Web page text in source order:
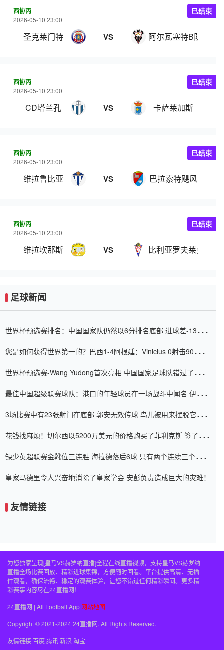
西协丙
2026-05-10 23:00
圣克莱门特 VS 阿尔瓦塞特B队
已结束
西协丙
2026-05-10 23:00
CD塔兰孔 VS 卡萨莱加斯
已结束
西协丙
2026-05-10 23:00
维拉鲁比亚 VS 巴拉索特飓风
已结束
西协丙
2026-05-10 23:00
维拉坎那斯 VS 比利亚罗夫莱多
已结束
足球新闻
世界杯预选赛排名：中国国家队仍然以6分排名底部 进球差-13令人
您是如何获得世界第一的？巴西1-4阿根廷：Vinicius 0射击90分钟
世界杯预选赛-Wang Yudong首次亮相 中国国家足球队错过了世界
最佳中国超级联赛球队：港口的年轻球员在一场战斗中闻名 伊万放
3场比赛中有23张射门在底部 郭安无效传球 鸟儿被用来摆脱它
花钱找麻烦！切尔西以5200万美元的价格购买了菲利克斯 签了7年
缺少英超联赛金靴位三连胜 海拉德落后6球 只有两个连续三个连续
皇家马德里令人兴奋地消除了皇家学会 安彭负责造成巨大的灾难！
友情链接
为您独家呈现[皇马VS赫罗纳直播]全程在线直播视频，支持皇马VS赫罗纳
直播全场比赛回放、精彩进球集锦，方便随时回看。平台提供高清、无插
件观看，确保流畅、稳定的观赛体验，让您不错过任何精彩瞬间。更多精
彩赛事内容尽在24直播网！
24直播网 | All Football App 网站地图
Copyright © 2021-2024 24直播网. All Rights Reserved.
友情链接百度腾讯新浪 淘宝